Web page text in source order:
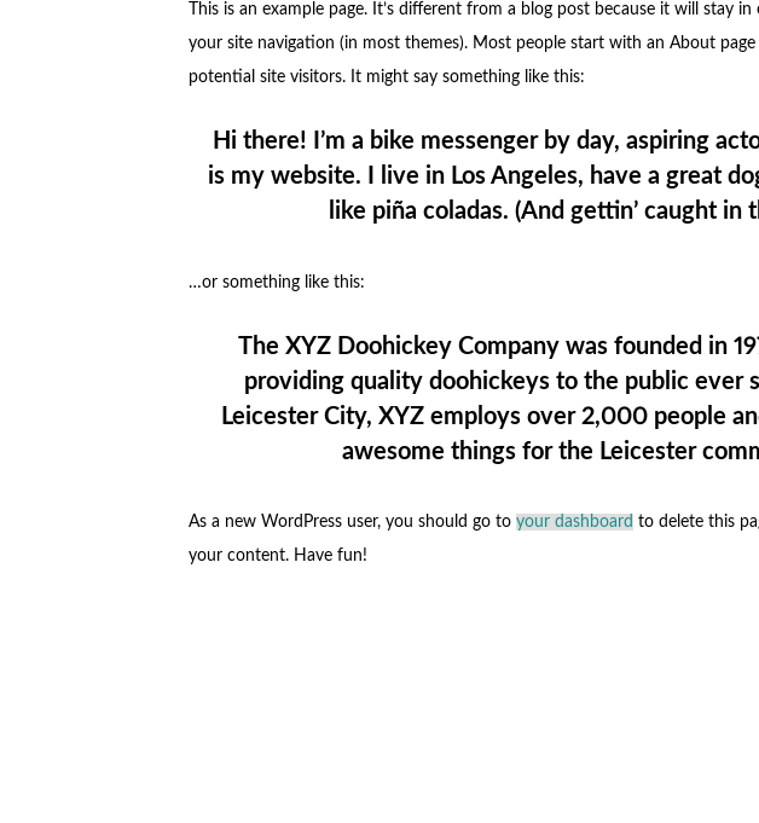
This is an example page. It’s different from a blog post because it will stay
your site navigation (in most themes). Most people start with an About
potential site visitors. It might say something like this:
Hi there! I’m a bike messenger by day, aspiring
is my website. I live in Los Angeles, have a great
like piña coladas. (And gettin’ caught in
…or something like this:
The XYZ Doohickey Company was founded in
providing quality doohickeys to the public ever
Leicester City, XYZ employs over 2,000 people
awesome things for the Leicester
As a new WordPress user, you should go to your dashboard to delete this
your content. Have fun!